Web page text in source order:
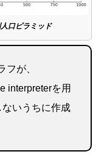
口ピラミッド
フが、
interpreterを用
いうちに作成